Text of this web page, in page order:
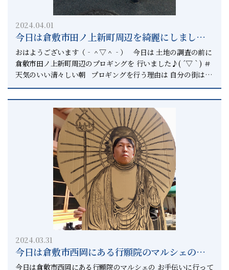
事だと言われても 綺麗事でいいと思っています。 綺麗事に真
正面から向き合い 堂々とやっていいんじゃないかな？ と思っ
ている現場からは以上でーす！ 相続円満相談室は 倉敷市の無
料相談をしているので 様々な相談をお受けしています。 ＃お
かげさまで力が付いています 全てが解決出来るわけではあり
ませんが 最善を尽くしてご案内しています。 相続はわからな
い事が多いと思います。 ぜひ我々専門家にご相談ください。
満相談室のこだわりです。 相続のことなら、まずはご相談く
ださい。 相談無料でご相談いだけますので。
2024.04.01
今日は倉敷市田ノ上新町周辺を綺麗にしました✨
ー倉敷の相続の無料相談は相続円満相談室へー
おはようございます（‐＾▽＾‐） 今日は 土地の調査の前に
倉敷市田ノ上新町周辺のプロギングを 行いました♪( ´▽｀) ＃
天気のいい清々しい朝 プロギングを行う理由は 自分の街は綺
麗であって欲しいから そしてその綺麗な街を後世に残すこと
は 私がやりたいことでもあるからです。 ＃継続して力を付け
こに相談したらいいの？ という皆様のためにあります。 分か
らないことなら 上級相続診断士が無料で相談に乗ります。 た
だ相続に関して私には考えがあります。 それは、相続人みんな
が笑顔で相続を終える。 という明確な目標があります。 誰か
が一方的に喜んでもう片方が泣くような そんな相続をご案内は
にしています。 それが相続円満相談室のこだわりです。 相続
のことなら、まずはご相談ください。 ご安心ください。 相談
は無料です。
2024.03.31
今日は倉敷市西岡にある行願院のマルシェのお
手伝いに行ってきました
今日は倉敷市西岡にある行願院のマルシェの お手伝いに行って